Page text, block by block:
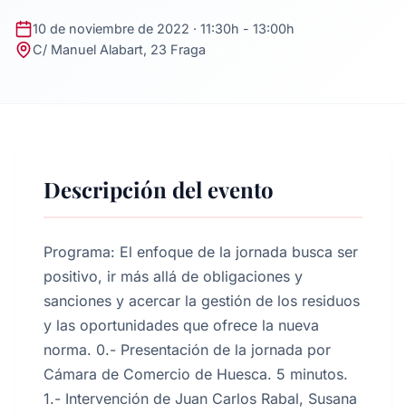
10 de noviembre de 2022 · 11:30h - 13:00h
C/ Manuel Alabart, 23 Fraga
Descripción del evento
Programa: El enfoque de la jornada busca ser
positivo, ir más allá de obligaciones y
sanciones y acercar la gestión de los residuos
y las oportunidades que ofrece la nueva
norma. 0.- Presentación de la jornada por
Cámara de Comercio de Huesca. 5 minutos.
1.- Intervención de Juan Carlos Rabal, Susana